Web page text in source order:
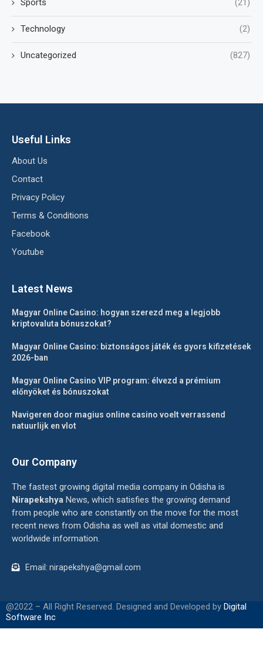
Sports (21)
Technology (2)
Uncategorized (827)
Useful Links
About Us
Contact
Privacy Policy
Terms & Conditions
Facebook
Youtube
Latest News
Magyar Online Casino: hogyan szerezd meg a legjobb
kriptovaluta bónuszokat?
Magyar Online Casino: biztonságos játék és gyors kifizetések
2026-ban
Magyar Online Casino VIP program: élvezd a prémium
előnyöket és bónuszokat
Navigeren door magius online casino voelt verrassend
natuurlijk en vlot
Our Company
The fastest growing digital media company in Odisha is
Nirapekshya News, which satisfies the growing demand
from people who are constantly on the move for the most
recent news from Odisha as well as vital domestic and
worldwide information.
Email: nirapekshya@gmail.com
@2022 – All Right Reserved. Designed and Developed by Digital
Software Inc